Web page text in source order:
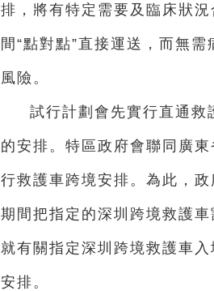
排，將有特定需要及臨床狀
間“點對點”直接運送，而無
風險。
試行計劃會先實行直通救
的安排。特區政府會聯同廣
行救護車跨境安排。為此，
期間把指定的深圳跨境救護
就有關指定深圳跨境救護車
安排。